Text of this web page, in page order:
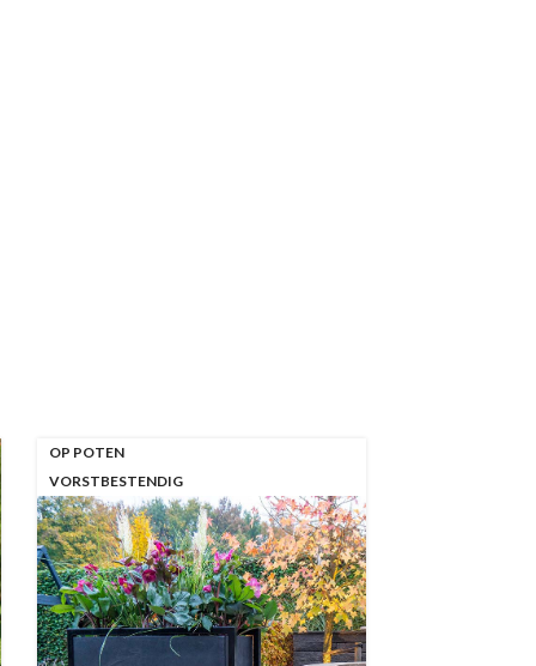
OP POTEN
VORSTBESTENDIG